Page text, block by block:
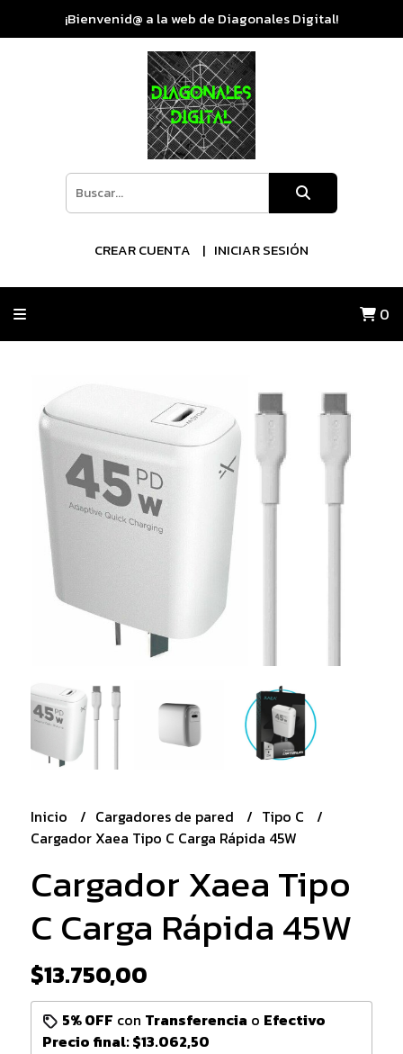
¡Bienvenid@ a la web de Diagonales Digital!
CREAR CUENTA INICIAR SESIÓN
0
Inicio Cargadores de pared
Tipo C
Cargador Xaea Tipo C Carga Rápida 45W
Cargador Xaea Tipo
C Carga Rápida 45W
$13.750,00
5% OFF con Transferencia o Efectivo
Precio final:$13.062,50